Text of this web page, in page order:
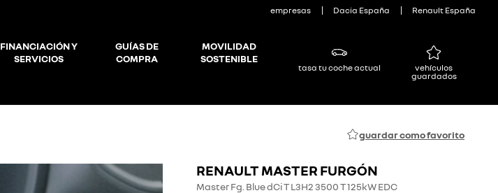
empresas Dacia España Renault España
FINANCIACIÓN Y
SERVICIOS
GUÍAS DE
COMPRA
MOVILIDAD
SOSTENIBLE
tasa tu coche actual
vehículos
guardados
guardar como favorito
RENAULT MASTER FURGÓN
Master Fg. Blue dCi T L3H2 3500 T 125kW EDC